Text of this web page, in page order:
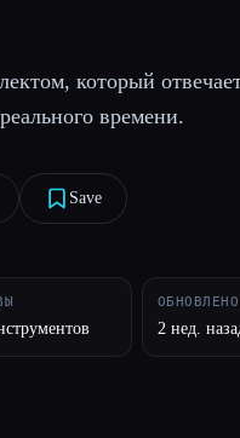
который
времени.
Save
ОБНОВЛЕНО
2 нед.